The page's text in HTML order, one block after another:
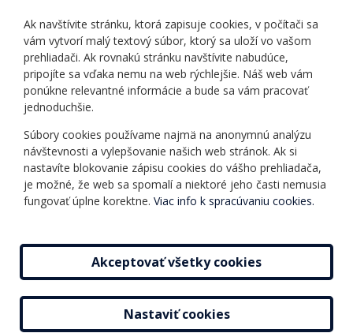
Vnútorný poriadok
Ponuka jazykov
Informácie o kurzoch
Online testy
Ako si vybrať a kúpiť
kurz
Príspevky
Rozvrh hodín
Ochrana osobných
údajov
Všeobecné obchodné
podmienky
Ak navštívite stránku, ktorá zapisuje cookies, v počítači sa
vám vytvorí malý textový súbor, ktorý sa uloží vo vašom
prehliadači. Ak rovnakú stránku navštívite nabudúce,
pripojíte sa vďaka nemu na web rýchlejšie. Náš web vám
ponúkne relevantné informácie a bude sa vám pracovať
jednoduchšie.
Súbory cookies používame najmä na anonymnú analýzu
návštevnosti a vylepšovanie našich web stránok. Ak si
nastavíte blokovanie zápisu cookies do vášho prehliadača,
je možné, že web sa spomalí a niektoré jeho časti nemusia
fungovať úplne korektne. Viac info k spracúvaniu cookies.
Akceptovať všetky cookies
Nastaviť cookies